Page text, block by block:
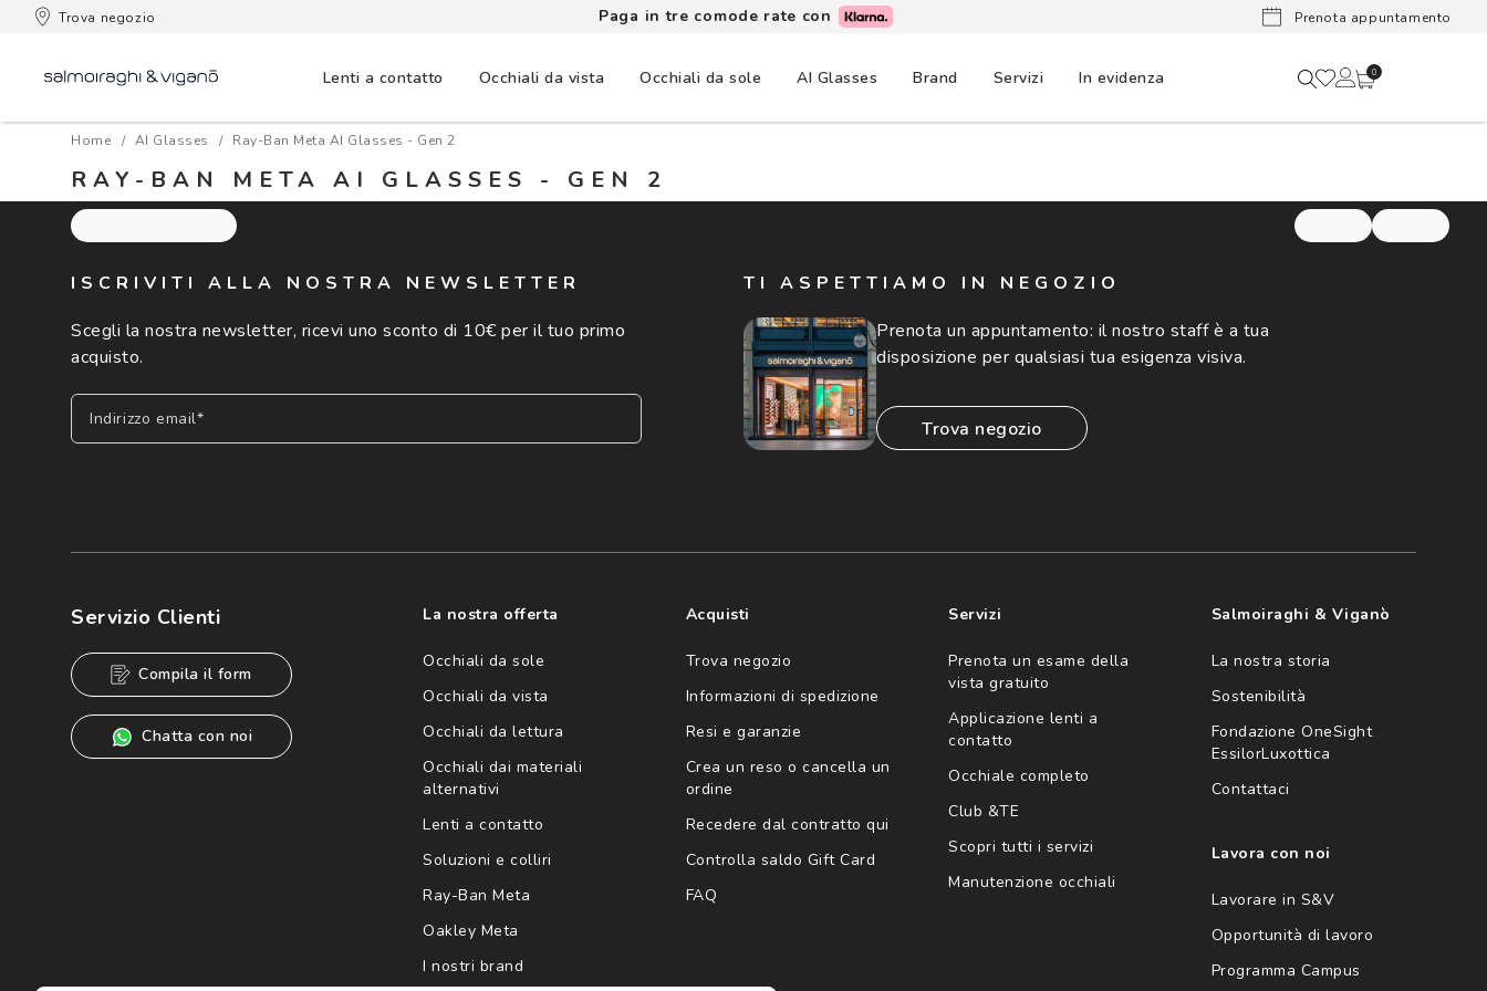
Trova negozio Paga in tre comode rate con Lenti a
Prenota appuntamento
Lenti a contatto Occhiali da vista Occhiali da sole AI Glasses Brand Servizi In evidenza 0
Home AI Glasses Ray-Ban Meta AI Glasses - Gen 2
RAY-BAN META AI GLASSES - GEN 2
ISCRIVITI ALLA NOSTRA NEWSLETTER
Scegli la nostra newsletter, ricevi uno sconto di 10€ per il tuo primo
acquisto.
Indirizzo email*
speciali, novità ed altre comunicazioni di carattere pubblicitario (consultare
Informativa sulla privacy
per ulteriori informazioni).
TI ASPETTIAMO IN NEGOZIO
Prenota un appuntamento: il nostro staff è a tua
disposizione per qualsiasi tua esigenza visiva.
trova negozio
Servizio Clienti
Compila il form
Chatta con noi
La nostra offerta
Occhiali da sole
Occhiali da vista
Occhiali da lettura
Occhiali dai materiali
alternativi
Lenti a contatto
Soluzioni e colliri
Ray-Ban Meta
Oakley Meta
I nostri brand
Acquisti
Trova negozio
Informazioni di spedizione
Resi e garanzie
Crea un reso o cancella un
ordine
Recedere dal contratto qui
Controlla saldo Gift Card
FAQ
Servizi
Prenota un esame della
vista gratuito
Applicazione lenti a
contatto
Occhiale completo
Club &TE
Scopri tutti i servizi
Manutenzione occhiali
Salmoiraghi & Viganò
La nostra storia
Sostenibilità
Fondazione OneSight
EssilorLuxottica
Contattaci
Lavora con noi
Lavorare in S&V
Opportunità di lavoro
Programma Campus